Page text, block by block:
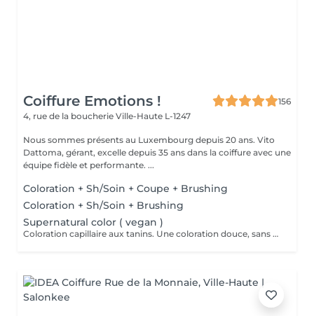
Coiffure Emotions !
156
4, rue de la boucherie Ville-Haute L-1247
Nous sommes présents au Luxembourg depuis 20 ans. Vito
Dattoma, gérant, excelle depuis 35 ans dans la coiffure avec une
équipe fidèle et performante. ...
Coloration + Sh/Soin + Coupe + Brushing
Coloration + Sh/Soin + Brushing
Supernatural color ( vegan )
Coloration capillaire aux tanins. Une coloration douce, sans oxydation pour sublimer la base naturelle, colore tout en renforçant les cheveux , couvrant jusqu'à 100% des cheveux blancs en 2 étapes.